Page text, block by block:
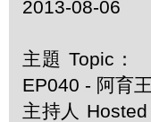
2013-08-06
主題 Topic：
EP040 - 阿育
主持人